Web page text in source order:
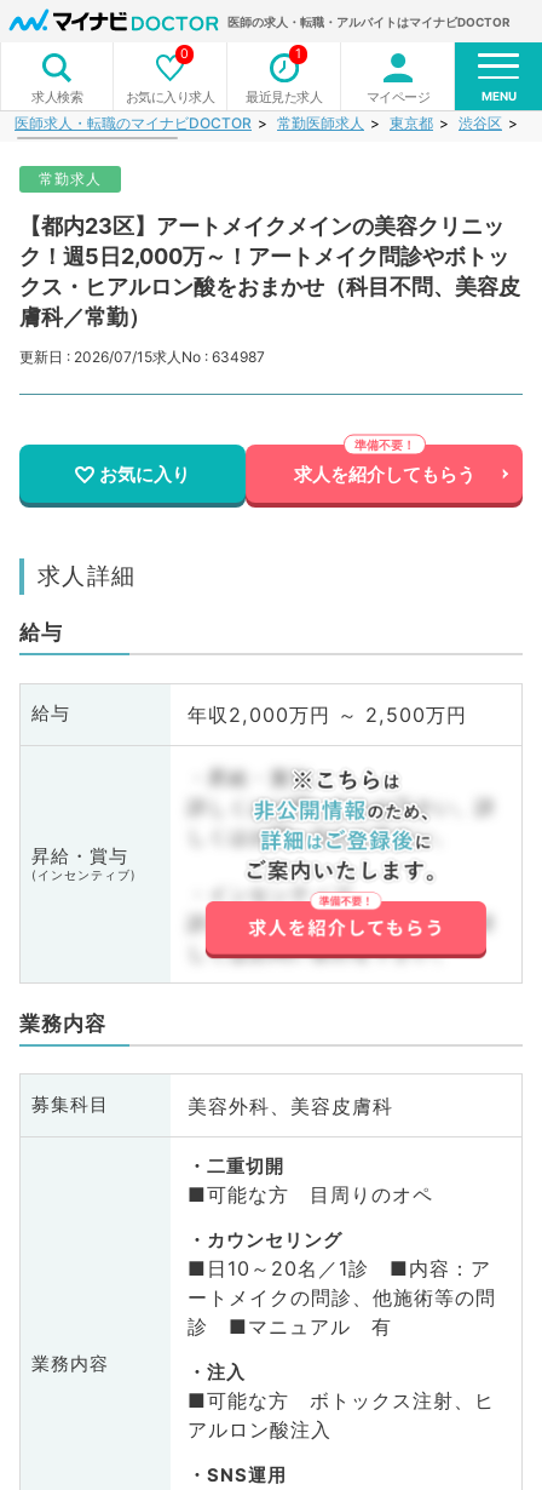
医師の求人・転職・アルバイトはマイナビDOCTOR
求人検索 お気に入り求人
0
最近見た求人
1
マイページ MENU
医師求人・転職のマイナビDOCTOR 常勤医師求人 東京都 渋谷区
常勤求人
【都内23区】アートメイクメインの美容クリニッ
ク！週5日2,000万～！アートメイク問診やボトッ
クス・ヒアルロン酸をおまかせ（科目不問、美容皮
膚科／常勤）
更新日 : 2026/07/15求人No : 634987
お気に入り 求人を紹介してもらう
求人詳細
給与
給与 年収2,000万円 ～ 2,500万円
昇給・賞与
(インセンティブ)
・昇給・賞与
詳しくはお問い合わせ下さい。詳
しくはお問い合わせ下さい。
・インセンティブ
詳しくはお問い合わせ下さい。詳
しくはお問い合わせ下さい。
業務内容
募集科目 美容外科、美容皮膚科
業務内容
二重切開
■可能な方 目周りのオペ
カウンセリング
■日10～20名／1診 ■内容：ア
ートメイクの問診、他施術等の問
診 ■マニュアル 有
注入
■可能な方 ボトックス注射、ヒ
アルロン酸注入
SNS運用